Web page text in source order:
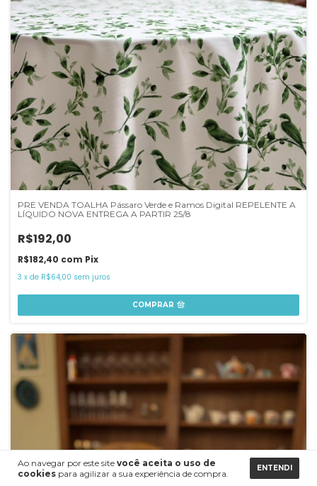
Ao navegar por este site você aceita o uso de
cookies para agilizar a sua experiência de compra.
ENTENDI
PRE VENDA TOALHA Pássaro Verde e Ramos Digital REPELENTE A
LÍQUIDO NOVA ENTREGA A PARTIR 25/8
R$192,00
R$182,40 com Pix
3 x de R$64,00 sem juros
COMPRAR